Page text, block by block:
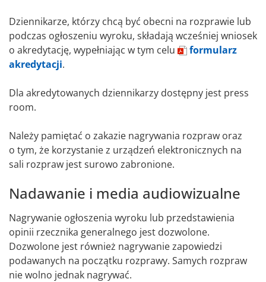
Dziennikarze, którzy chcą być obecni na rozprawie lub
podczas ogłoszeniu wyroku, składają wcześniej wniosek
o akredytację, wypełniając w tym celu
formularz
akredytacji.
Dla akredytowanych dziennikarzy dostępny jest press
room.
Należy pamiętać o zakazie nagrywania rozpraw oraz
o tym, że korzystanie z urządzeń elektronicznych na
sali rozpraw jest surowo zabronione.
Nadawanie i media audiowizualne
Nagrywanie ogłoszenia wyroku lub przedstawienia
opinii rzecznika generalnego jest dozwolone.
Dozwolone jest również nagrywanie zapowiedzi
podawanych na początku rozprawy. Samych rozpraw
nie wolno jednak nagrywać.